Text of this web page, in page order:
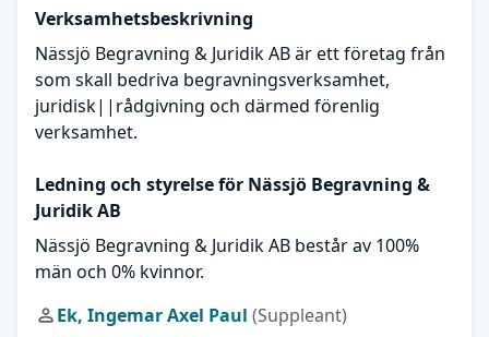
Verksamhetsbeskrivning
Nässjö Begravning & Juridik AB är ett företag från
som skall bedriva begravningsverksamhet,
juridisk||rådgivning och därmed förenlig
verksamhet.
Ledning och styrelse för Nässjö Begravning &
Juridik AB
Nässjö Begravning & Juridik AB består av 100%
män och 0% kvinnor.
Ek, Ingemar Axel Paul (Suppleant)